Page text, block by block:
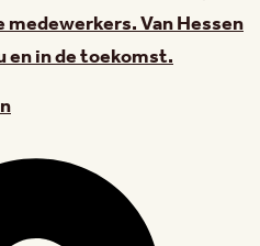
Van Hessen
en in de toekomst.